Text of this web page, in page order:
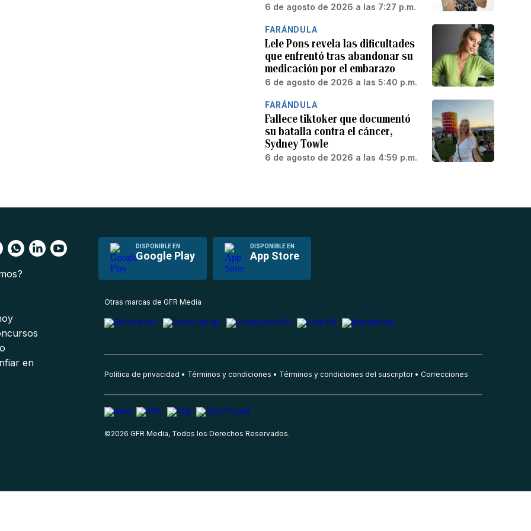
6 de agosto de 2026 a las 7:27 p.m.
FARÁNDULA
Lele Pons revela las dificultades
que enfrentó tras abandonar su
medicación por el embarazo
6 de agosto de 2026 a las 5:40 p.m.
FARÁNDULA
Fallece tiktoker que documentó
su batalla contra el cáncer,
Sydney Towle
6 de agosto de 2026 a las 4:59 p.m.
DISPONIBLE EN
Google Play
DISPONIBLE EN
App Store
en
Otras marcas de GFR Media
Política de privacidad Términos y condiciones Términos y condiciones del suscriptor Correcciones
©2026 GFR Media, Todos los Derechos Reservados.